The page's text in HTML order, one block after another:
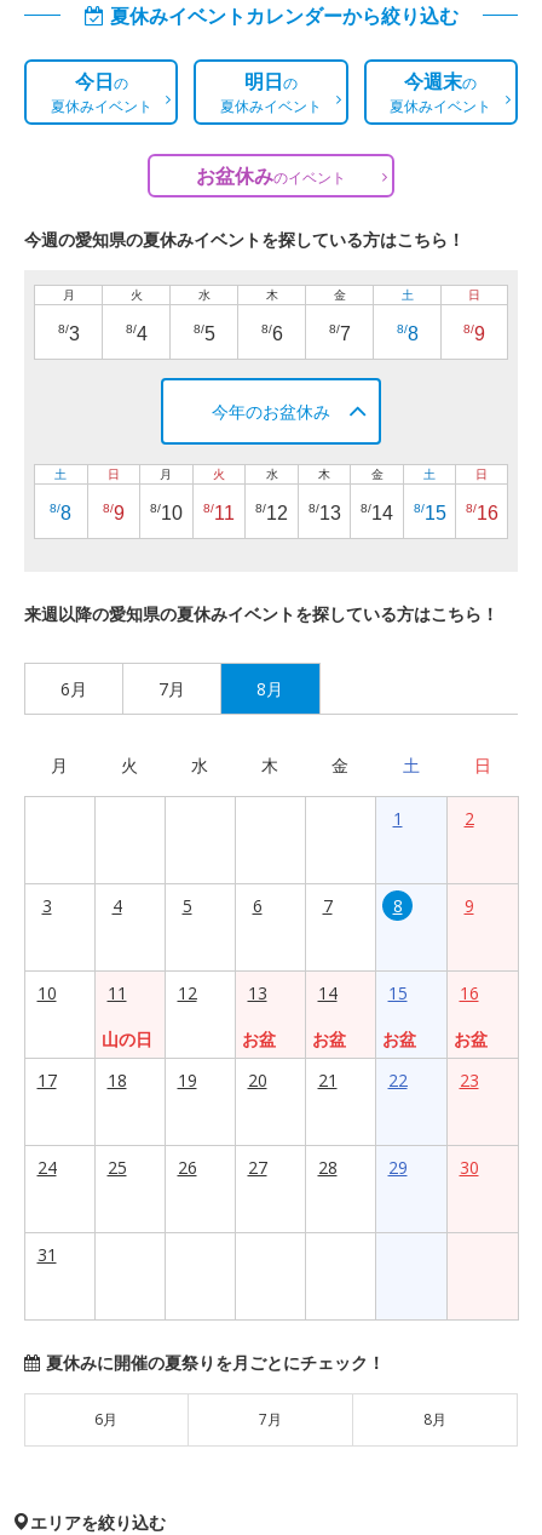
夏休みイベントカレンダーから絞り込む
今日の
夏休みイベント
明日の
夏休みイベント
今週末の
夏休みイベント
お盆休みのイベント
今週の愛知県の夏休みイベントを探している方はこちら！
月
8/3
火
8/4
水
8/5
木
8/6
金
8/7
土
8/8
日
8/9
今年のお盆休み
土
8/8
日
8/9
月
8/10
火
8/11
水
8/12
木
8/13
金
8/14
土
8/15
日
8/16
来週以降の愛知県の夏休みイベントを探している方はこちら！
6月 7月 8月
月 火 水 木 金 土 日
1 2
3 4 5 6 7 8 9
10
11
山の日
12
13
お盆
14
お盆
15
お盆
16
お盆
17
18 19 20 21 22 23
24 25 26 27 28 29 30
31
夏休みに開催の夏祭りを月ごとにチェック！
6月 7月 8月
エリアを絞り込む